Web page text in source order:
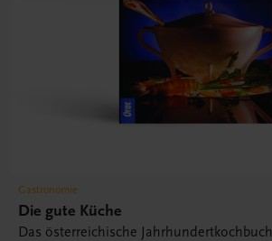
Gastronomie
Die gute Küche
Das österreichische Jahrhundertkochbuch